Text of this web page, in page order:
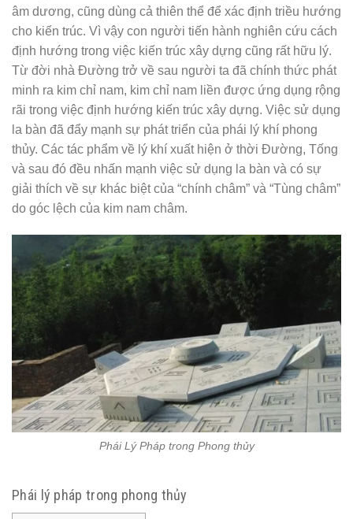
âm dương, cũng dùng cả thiên thể để xác định triều hướng
cho kiến trúc. Vì vậy con người tiến hành nghiên cứu cách
định hướng trong việc kiến trúc xây dựng cũng rất hữu lý.
Từ đời nhà Đường trở về sau người ta đã chính thức phát
minh ra kim chỉ nam, kim chỉ nam liền được ứng dụng rộng
rãi trong việc định hướng kiến trúc xây dựng. Việc sử dụng
la bàn đã đẩy mạnh sự phát triển của phái lý khí phong
thủy. Các tác phẩm về lý khí xuất hiện ở thời Đường, Tống
và sau đó đều nhấn mạnh việc sử dụng la bàn và có sự
giải thích về sự khác biệt của “chính châm” và “Tùng châm”
do góc lệch của kim nam châm.
Phái Lý Pháp trong Phong thủy
Phái lý pháp trong phong thủy